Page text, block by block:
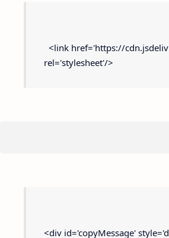
<link href='https://
rel='stylesheet'/>
<div id='copyMessage'